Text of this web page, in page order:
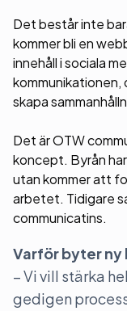
Det består inte
kommer bli en
innehåll i sociala
kommunikationen,
skapa
Det är OTW
koncept. Byrån
utan kommer att
arbetet. Tidigare
communicatins.
Varför byter ny
– Vi vill stärka
gedigen